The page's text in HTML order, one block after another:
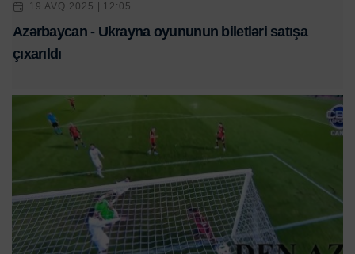
19 AVQ 2025 | 12:05
Azərbaycan - Ukrayna oyununun biletləri satışa
çıxarıldı